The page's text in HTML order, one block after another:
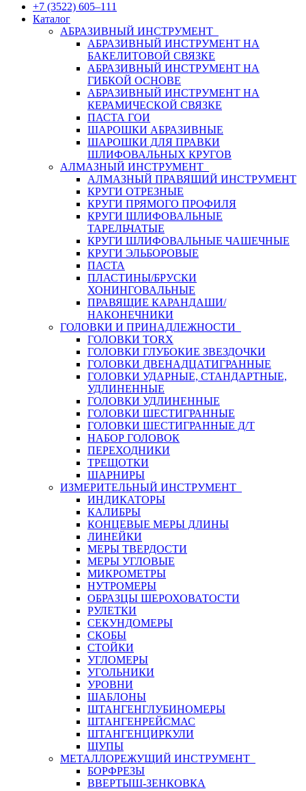
+7 (3522) 605‒111
Каталог
АБРАЗИВНЫЙ ИНСТРУМЕНТ
АБРАЗИВНЫЙ ИНСТРУМЕНТ НА
БАКЕЛИТОВОЙ СВЯЗКЕ
АБРАЗИВНЫЙ ИНСТРУМЕНТ НА
ГИБКОЙ ОСНОВЕ
АБРАЗИВНЫЙ ИНСТРУМЕНТ НА
КЕРАМИЧЕСКОЙ СВЯЗКЕ
ПАСТА ГОИ
ШАРОШКИ АБРАЗИВНЫЕ
ШАРОШКИ ДЛЯ ПРАВКИ
ШЛИФОВАЛЬНЫХ КРУГОВ
АЛМАЗНЫЙ ИНСТРУМЕНТ
АЛМАЗНЫЙ ПРАВЯЩИЙ ИНСТРУМЕНТ
КРУГИ ОТРЕЗНЫЕ
КРУГИ ПРЯМОГО ПРОФИЛЯ
КРУГИ ШЛИФОВАЛЬНЫЕ
ТАРЕЛЬЧАТЫЕ
КРУГИ ШЛИФОВАЛЬНЫЕ ЧАШЕЧНЫЕ
КРУГИ ЭЛЬБОРОВЫЕ
ПАСТА
ПЛАСТИНЫ/БРУСКИ
ХОНИНГОВАЛЬНЫЕ
ПРАВЯЩИЕ КАРАНДАШИ/
НАКОНЕЧНИКИ
ГОЛОВКИ И ПРИНАДЛЕЖНОСТИ
ГОЛОВКИ TORX
ГОЛОВКИ ГЛУБОКИЕ ЗВЕЗДОЧКИ
ГОЛОВКИ ДВЕНАДЦАТИГРАННЫЕ
ГОЛОВКИ УДАРНЫЕ, СТАНДАРТНЫЕ,
УДЛИНЕННЫЕ
ГОЛОВКИ УДЛИНЕННЫЕ
ГОЛОВКИ ШЕСТИГРАННЫЕ
ГОЛОВКИ ШЕСТИГРАННЫЕ Д/Т
НАБОР ГОЛОВОК
ПЕРЕХОДНИКИ
ТРЕЩОТКИ
ШАРНИРЫ
ИЗМЕРИТЕЛЬНЫЙ ИНСТРУМЕНТ
ИНДИКАТОРЫ
КАЛИБРЫ
КОНЦЕВЫЕ МЕРЫ ДЛИНЫ
ЛИНЕЙКИ
МЕРЫ ТВЕРДОСТИ
МЕРЫ УГЛОВЫЕ
МИКРОМЕТРЫ
НУТРОМЕРЫ
ОБРАЗЦЫ ШЕРОХОВАТОСТИ
РУЛЕТКИ
СЕКУНДОМЕРЫ
СКОБЫ
СТОЙКИ
УГЛОМЕРЫ
УГОЛЬНИКИ
УРОВНИ
ШАБЛОНЫ
ШТАНГЕНГЛУБИНОМЕРЫ
ШТАНГЕНРЕЙСМАС
ШТАНГЕНЦИРКУЛИ
ЩУПЫ
МЕТАЛЛОРЕЖУЩИЙ ИНСТРУМЕНТ
БОРФРЕЗЫ
ВВЕРТЫШ-ЗЕНКОВКА